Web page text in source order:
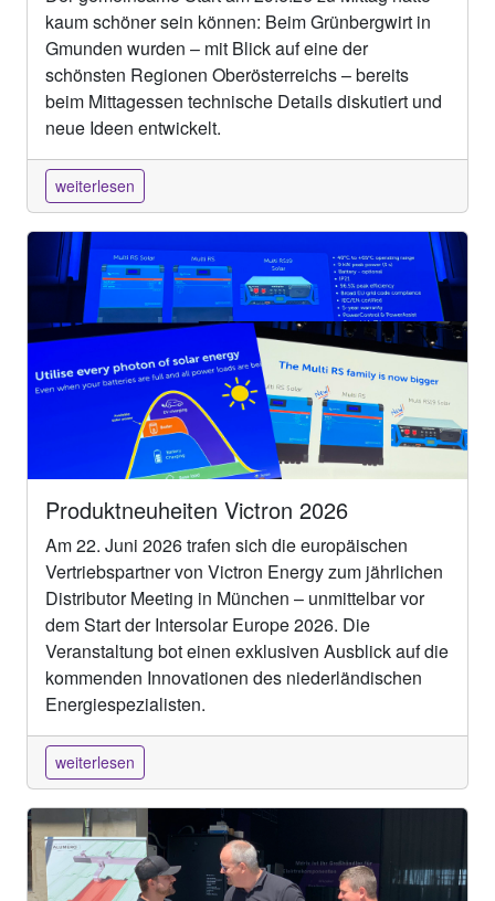
kaum schöner sein können: Beim Grünbergwirt in
Gmunden wurden – mit Blick auf eine der
schönsten Regionen Oberösterreichs – bereits
beim Mittagessen technische Details diskutiert und
neue Ideen entwickelt.
weiterlesen
Produktneuheiten Victron 2026
Am 22. Juni 2026 trafen sich die europäischen
Vertriebspartner von Victron Energy zum jährlichen
Distributor Meeting in München – unmittelbar vor
dem Start der Intersolar Europe 2026. Die
Veranstaltung bot einen exklusiven Ausblick auf die
kommenden Innovationen des niederländischen
Energiespezialisten.
weiterlesen